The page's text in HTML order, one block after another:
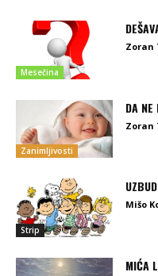
Mesečina
Zoran
Zanimljivosti
DA NE
Zoran
Strip
Mišo
MIĆA